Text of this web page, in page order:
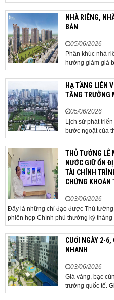
qua sân bay
phương án hạ
dựng tuyến hầm
NHÀ RIÊNG,
BÁN
05/06/2026
Phân khúc nhà
hướng giảm giá
trường suy yếu,
rao bán căn nhà
Minh, một chủ
HẠ TẦNG LIÊN
TĂNG TRƯỞNG
05/06/2026
Lịch sử phát
bước ngoặt của
Khi các tuyến
trúc phát triển đô
hành lang tăng
THỦ TƯỚNG LÊ
NƯỚC GIỮ ỔN
TÀI CHÍNH
CHỨNG KHOÁN
03/06/2026
Đây là những chỉ đạo được Thủ
phiên họp Chính phủ thường kỳ
Bộ Chính trị, Bí thư Đảng ủy Chính
đã chủ trì phiên họp Chính phủ
CUỐI NGÀY 2-6,
NHANH
03/06/2026
Giá vàng, bạc
trường quốc tế.
USD/ounce.